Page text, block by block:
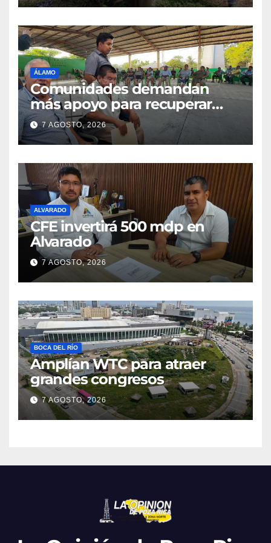
ÁLAMO
Comunidades demandan
más apoyo para recuperar
parcelas
7 AGOSTO, 2026
ALVARADO
CFE invertirá 500 mdp en
Alvarado
7 AGOSTO, 2026
BOCA DEL RÍO
Amplían WTC para atraer
grandes congresos
7 AGOSTO, 2026